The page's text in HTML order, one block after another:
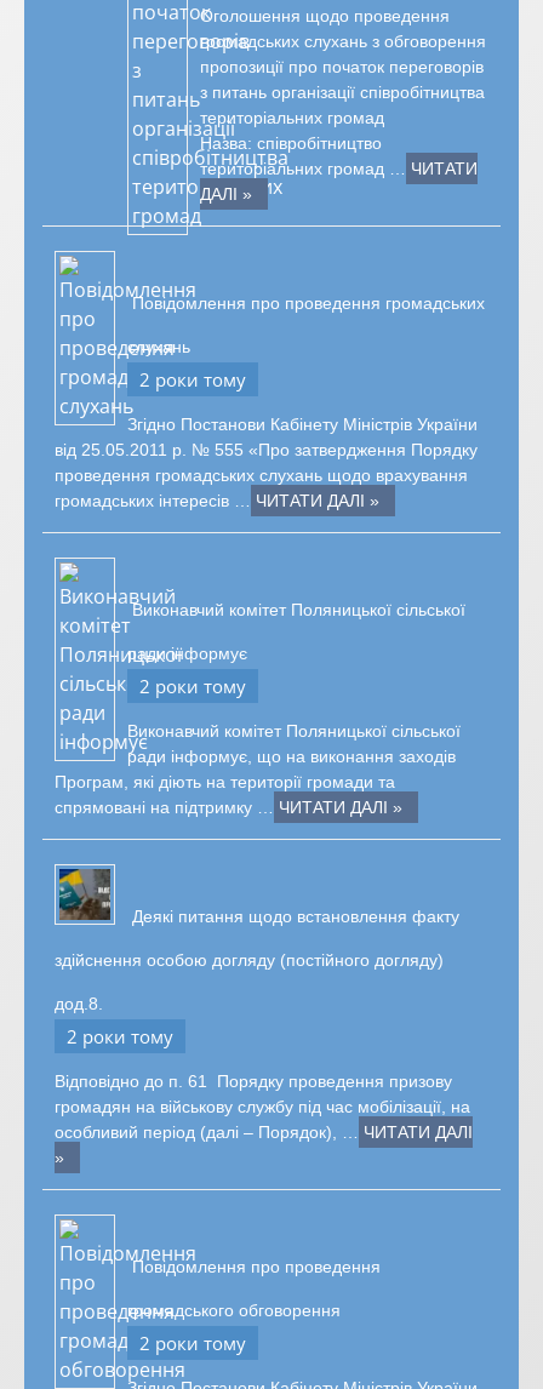
Оголошення щодо проведення
громадських слухань з обговорення
пропозиції про початок переговорів
з питань організації співробітництва
територіальних громад
Назва: співробітництво
територіальних громад …
ЧИТАТИ
ДАЛІ »
Повідомлення про проведення громадських
слухань
2 роки тому
Згідно Постанови Кабінету Міністрів України
від 25.05.2011 р. № 555 «Про затвердження Порядку
проведення громадських слухань щодо врахування
громадських інтересів …
ЧИТАТИ ДАЛІ »
Виконавчий комітет Поляницької сільської
ради інформує
2 роки тому
Виконавчий комітет Поляницької сільської
ради інформує, що на виконання заходів
Програм, які діють на території громади та
спрямовані на підтримку …
ЧИТАТИ ДАЛІ »
Деякі питання щодо встановлення факту
здійснення особою догляду (постійного догляду)
дод.8.
2 роки тому
Відповідно до п. 61 Порядку проведення призову
громадян на військову службу під час мобілізації, на
особливий період (далі – Порядок), …
ЧИТАТИ ДАЛІ
»
Повідомлення про проведення
громадського обговорення
2 роки тому